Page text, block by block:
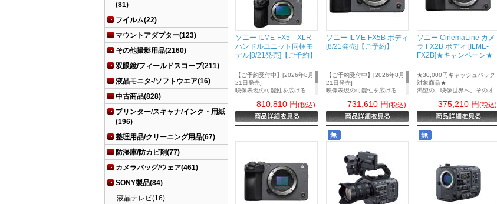
(81)
フイルム(22)
マウントアダプター(123)
その他撮影用品(2160)
双眼鏡/フィールドスコープ(211)
液晶モニタ-/ソフトウエア(16)
中古商品(828)
プリンター/スキャナ/インク・用紙
(196)
整理用品/クリーニング用品(67)
防湿庫/防カビ剤(77)
カメラバッグ/ウェア(461)
SONY製品(84)
液晶テレビ(16)
ソニー ILME-FX5 XLR
ハンドルユニット同梱モ
デル[8/21発売]【ご予約】
【ご予約受付中】[2026年8月
21日発売]
映像表現の可能性を広げる
Cinema Lineカメラ『FX5』
810,810 円(税込)
ソニー ILME-FX5B ボディ
[8/21発売]【ご予約】
【ご予約受付中】[2026年8月
21日発売]
映像表現の可能性を広げる
Cinema Lineカメラ『FX5』
731,610 円(税込)
ソニー CinemaLine カメ
ラ FX2B ボディ [ILME-
FX2B]★キャンペーン★
★30,000円キャッシュバック
対象商品★
渇望の、映像世界へ。その才
能に、満ちた力を。
映像制作を本格的に目指すク
リエイターに向けた、フルサ
イズイメージセンサー搭載
～15+ストップ※1の豊かな階
調表現やAIによる高性能AF
375,210 円(税込)